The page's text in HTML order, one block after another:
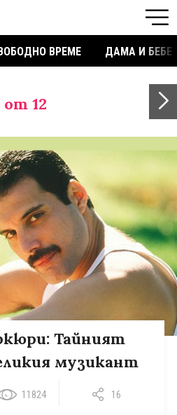
ВРЕМЕ ДАМА И БЕБЕ
от 12
Тайният
музикант
11824 16